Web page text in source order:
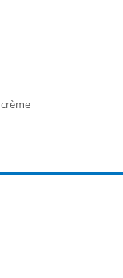
crème